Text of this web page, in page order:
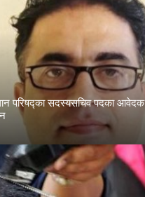
परिषद्का सदस्यसचिव पदका आवेदक